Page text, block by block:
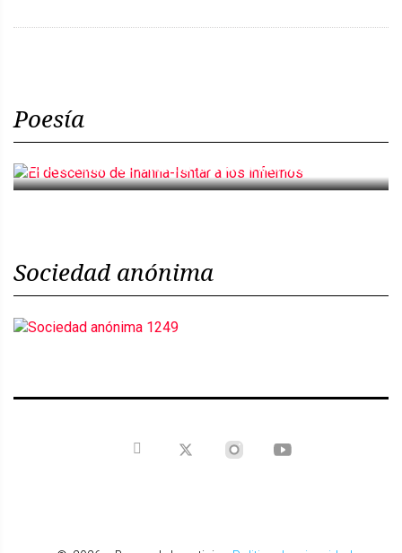
Poesía
El descenso de Inanna-Ishtar a los infiernos
Sociedad anónima